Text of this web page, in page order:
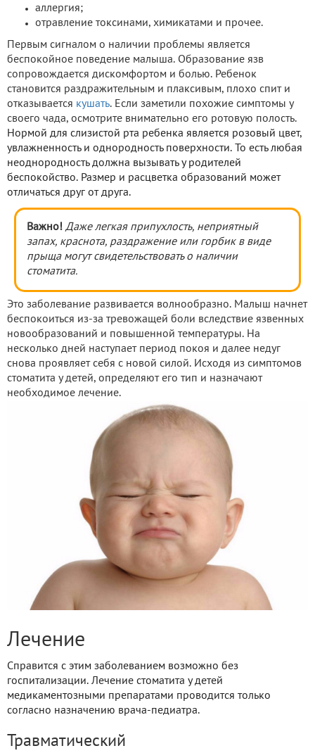
аллергия;
отравление токсинами, химикатами и прочее.
Первым сигналом о наличии проблемы является
беспокойное поведение малыша. Образование язв
сопровождается дискомфортом и болью. Ребенок
становится раздражительным и плаксивым, плохо спит и
отказывается кушать. Если заметили похожие симптомы у
своего чада, осмотрите внимательно его ротовую полость.
Нормой для слизистой рта ребенка является розовый цвет,
увлажненность и однородность поверхности. То есть любая
неоднородность должна вызывать у родителей
беспокойство. Размер и расцветка образований может
отличаться друг от друга.
Важно! Даже легкая припухлость, неприятный
запах, краснота, раздражение или горбик в виде
прыща могут свидетельствовать о наличии
стоматита.
Это заболевание развивается волнообразно. Малыш начнет
беспокоиться из-за тревожащей боли вследствие язвенных
новообразований и повышенной температуры. На
несколько дней наступает период покоя и далее недуг
снова проявляет себя с новой силой. Исходя из симптомов
стоматита у детей, определяют его тип и назначают
необходимое лечение.
Лечение
Справится с этим заболеванием возможно без
госпитализации. Лечение стоматита у детей
медикаментозными препаратами проводится только
согласно назначению врача-педиатра.
Травматический